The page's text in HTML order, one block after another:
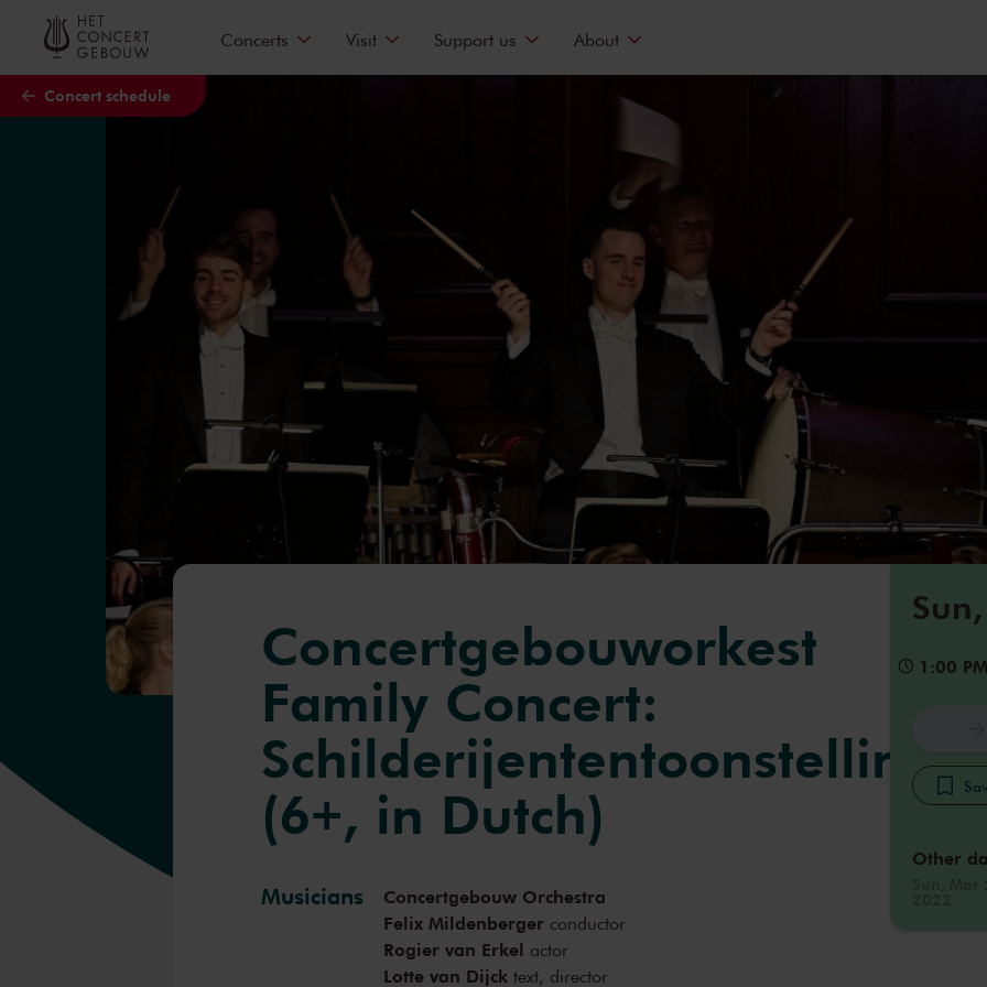
Skip to main content
Concert schedule
Concerts Visit Support us About
1:00 PM
Other
Concertgebouworkest
Family Concert:
Schilderijententoonstelling
(6+, in Dutch)
Musicians
Concertgebouw Orchestra
Felix Mildenberger conductor
Rogier van Erkel actor
Lotte van Dijck text, director